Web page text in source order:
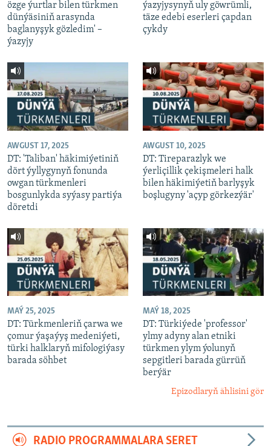
özge ýurtlar bilen türkmen
dünýäsiniň arasynda
baglanyşyk gözledim' –
ýazyjy
ýazyjysynyň uly göwrümli,
täze edebi eserleri çapdan
çykdy
AWGUST 17, 2025
DT: 'Taliban' häkimiýetiniň
dört ýyllygynyň fonunda
owgan türkmenleri
bosgunlykda syýasy partiýa
döretdi
AWGUST 10, 2025
DT: Tireparazlyk we
ýerliçillik çekişmeleri halk
bilen häkimiýetiň barlyşyk
boşlugyny 'açyp görkezýär'
MAÝ 25, 2025
DT: Türkmenleriň çarwa we
çomur ýaşaýyş medeniýeti,
türki halklaryň mifologiýasy
barada söhbet
MAÝ 18, 2025
DT: Türkiýede 'professor'
ylmy adyny alan etniki
türkmen ylym ýolunyň
sepgitleri barada gürrüň
berýär
Epizodlaryň ählisini gör
RADIO PROGRAMMALARA SERET